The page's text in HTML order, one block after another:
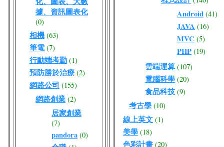
據、資訊圖表化
(0)
相機 (63)
筆電 (7)
行動端考勤 (1)
預防勝於治療 (2)
網路公司 (155)
網路創業 (2)
居家創業
(7)
pandora (0)
Android (41)
JAVA (16)
MVC (5)
PHP (19)
雲端運算 (107)
電腦科學 (20)
食品科技 (9)
考古學 (10)
線上英文 (1)
美學 (18)
色彩計畫 (20)